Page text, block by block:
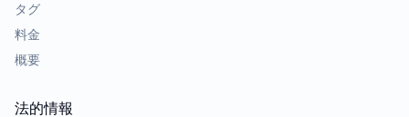
タグ
料金
概要
法的情報